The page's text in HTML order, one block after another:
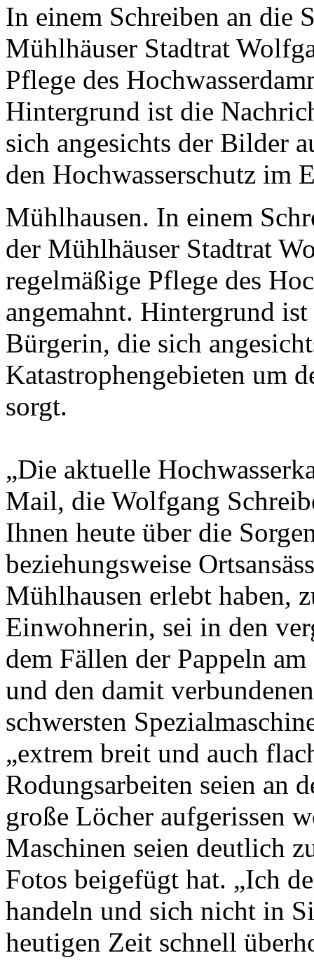
In einem Schreiben an die
Mühlhäuser Stadtrat
Pflege des
Hintergrund ist die
sich angesichts der Bilder
den Hochwasserschutz im
Mühlhausen. In einem
der Mühlhäuser Stadtrat
regelmäßige Pflege des
angemahnt. Hintergrund
Bürgerin, die sich
Katastrophengebieten um
sorgt.
„Die aktuelle
Mail, die Wolfgang
Ihnen heute über die
beziehungsweise
Mühlhausen erlebt haben,
Einwohnerin, sei in den
dem Fällen der Pappeln
und den damit
schwersten
„extrem breit und auch
Rodungsarbeiten seien an
große Löcher aufgerissen
Maschinen seien deutlich
Fotos beigefügt hat. „Ich
handeln und sich nicht in
heutigen Zeit schnell